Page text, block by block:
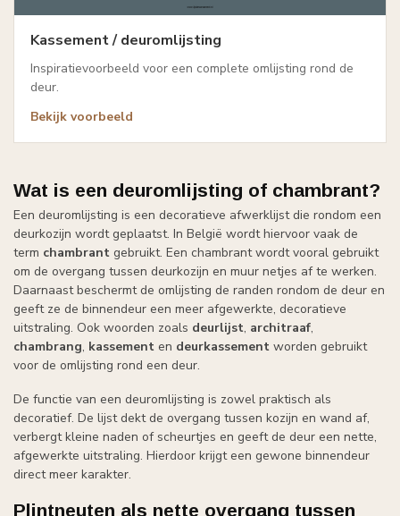
Kassement / deuromlijsting
Inspiratievoorbeeld voor een complete omlijsting rond de
deur.
Bekijk voorbeeld
Wat is een deuromlijsting of chambrant?
Een deuromlijsting is een decoratieve afwerklijst die rondom een
deurkozijn wordt geplaatst. In België wordt hiervoor vaak de
term chambrant gebruikt. Een chambrant wordt vooral gebruikt
om de overgang tussen deurkozijn en muur netjes af te werken.
Daarnaast beschermt de omlijsting de randen rondom de deur en
geeft ze de binnendeur een meer afgewerkte, decoratieve
uitstraling. Ook woorden zoals deurlijst, architraaf,
chambrang, kassement en deurkassement worden gebruikt
voor de omlijsting rond een deur.
De functie van een deuromlijsting is zowel praktisch als
decoratief. De lijst dekt de overgang tussen kozijn en wand af,
verbergt kleine naden of scheurtjes en geeft de deur een nette,
afgewerkte uitstraling. Hierdoor krijgt een gewone binnendeur
direct meer karakter.
Plintneuten als nette overgang tussen